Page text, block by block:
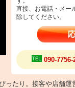
直接、お電話・メー
除してください。
090-7756-
ったり。接客や店舗